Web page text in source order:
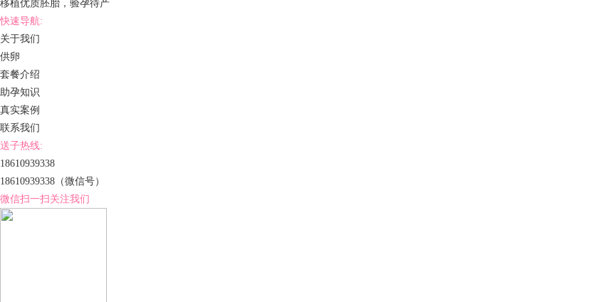
移植优质胚胎，验孕待产
快速导航:
关于我们
供卵
套餐介绍
助孕知识
真实案例
联系我们
送子热线:
18610939338
18610939338 （微信号）
微信扫一扫关注我们